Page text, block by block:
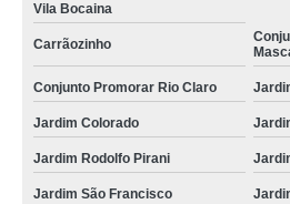
Vila Bocaina
Carrãozinho
Conjunto Promorar Rio Claro
Jardim Colorado
Jardim Rodolfo Pirani
Jardim São Francisco